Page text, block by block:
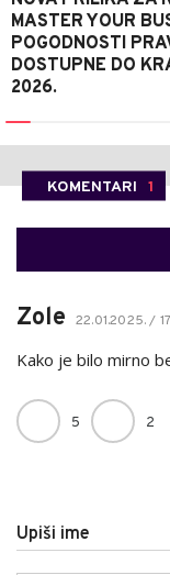
MASTER YOUR
POGODNOSTI
DOSTUPNE DO
2026.
KOMENTARI 1
Zole 22.01.2025. /
Kako je bilo mirno
5 2
Upiši ime